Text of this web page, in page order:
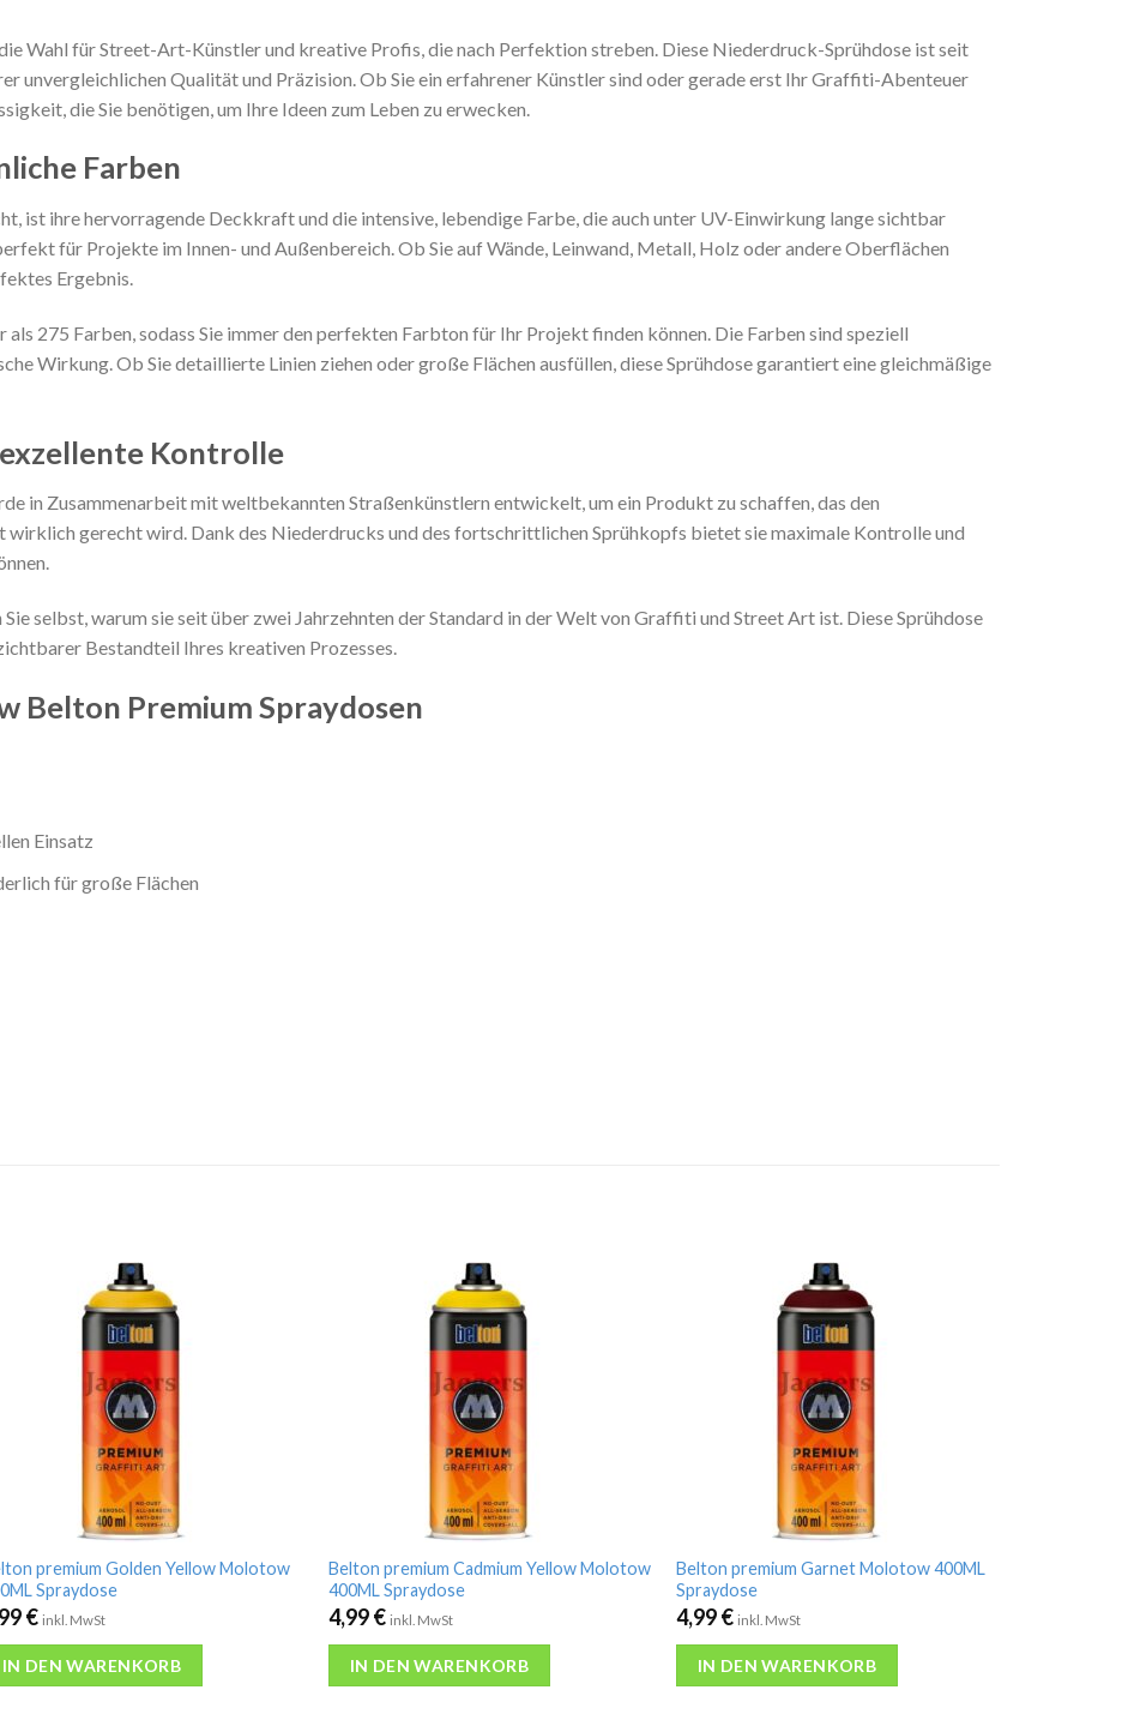
Wahl für Street-Art-Künstler und kreative Profis, die nach Perfektion streben. Diese Niederdruck-Sprühdose ist seit
unvergleichlichen Qualität und Präzision. Ob Sie ein erfahrener Künstler sind oder gerade erst Ihr Graffiti-Abenteuer
die Sie benötigen, um Ihre Ideen zum Leben zu erwecken.
Farben
ist ihre hervorragende Deckkraft und die intensive, lebendige Farbe, die auch unter UV-Einwirkung lange sichtbar
für Projekte im Innen- und Außenbereich. Ob Sie auf Wände, Leinwand, Metall, Holz oder andere Oberflächen
Ergebnis.
275 Farben, sodass Sie immer den perfekten Farbton für Ihr Projekt finden können. Die Farben sind speziell
Wirkung. Ob Sie detaillierte Linien ziehen oder große Flächen ausfüllen, diese Sprühdose garantiert eine gleichmäßige
Kontrolle
in Zusammenarbeit mit weltbekannten Straßenkünstlern entwickelt, um ein Produkt zu schaffen, das den
gerecht wird. Dank des Niederdrucks und des fortschrittlichen Sprühkopfs bietet sie maximale Kontrolle und
selbst, warum sie seit über zwei Jahrzehnten der Standard in der Welt von Graffiti und Street Art ist. Diese Sprühdose
Bestandteil Ihres kreativen Prozesses.
Belton Premium Spraydosen
Einsatz
für große Flächen
premium Golden Yellow Molotow
Spraydose
€ inkl. MwSt
IN DEN WARENKORB
Belton premium Cadmium Yellow Molotow
400ML Spraydose
4,99€ inkl. MwSt
IN DEN WARENKORB
Belton premium Garnet Molotow 400ML
Spraydose
4,99€ inkl. MwSt
IN DEN WARENKORB